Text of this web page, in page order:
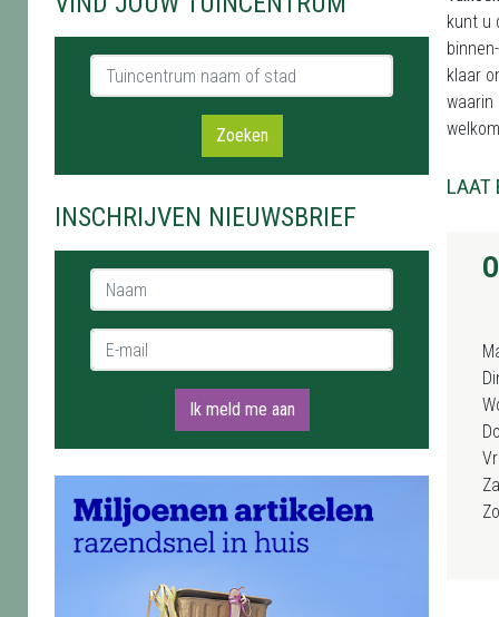
Tuincentrum naam of stad
Zoeken
INSCHRIJVEN NIEUWSBRIEF
Naam *
E-mail *
Ik meld me aan
kunt u
klaar
waarin
LAAT